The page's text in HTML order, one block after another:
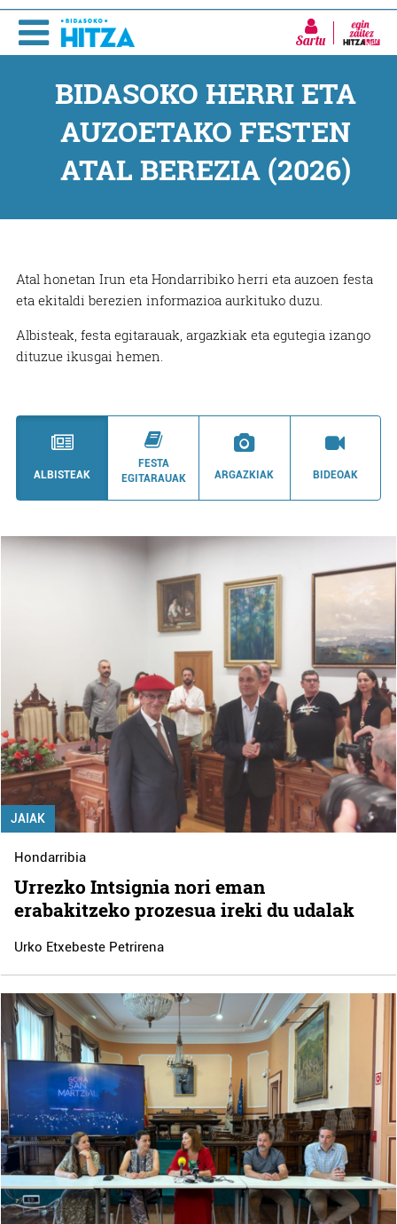
Sartu
BIDASOKO HERRI ETA
AUZOETAKO FESTEN
ATAL BEREZIA (2026)
Atal honetan Irun eta Hondarribiko herri eta auzoen festa
eta ekitaldi berezien informazioa aurkituko duzu.
Albisteak, festa egitarauak, argazkiak eta egutegia izango
dituzue ikusgai hemen.
ALBISTEAK
FESTA
EGITARAUAK
ARGAZKIAK BIDEOAK
JAIAK
Hondarribia
Urrezko Intsignia nori eman
erabakitzeko prozesua ireki du udalak
Urko Etxebeste Petrirena